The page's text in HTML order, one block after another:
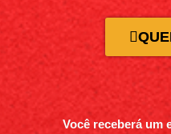
Você receberá um